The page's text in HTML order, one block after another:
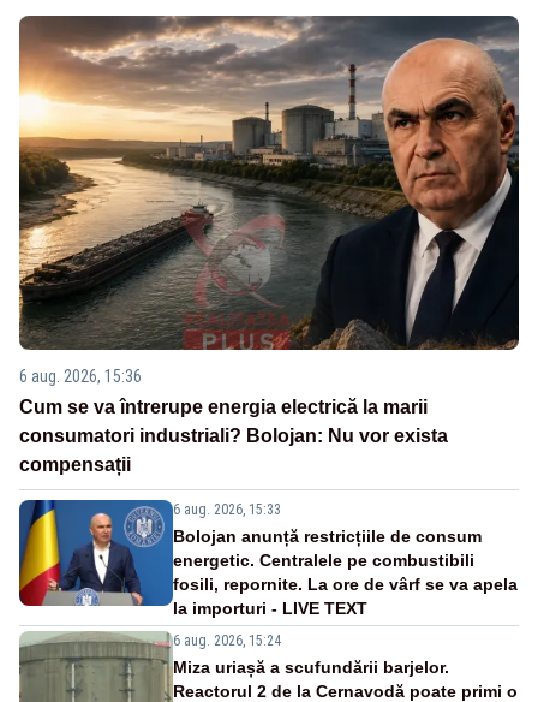
6 aug. 2026, 15:36
Cum se va întrerupe energia electrică la marii
consumatori industriali? Bolojan: Nu vor exista
compensații
6 aug. 2026, 15:33
Bolojan anunță restricțiile de consum
energetic. Centralele pe combustibili
fosili, repornite. La ore de vârf se va apela
la importuri - LIVE TEXT
6 aug. 2026, 15:24
Miza uriașă a scufundării barjelor.
Reactorul 2 de la Cernavodă poate primi o